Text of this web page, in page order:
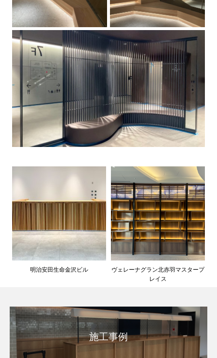
明治安田生命金沢ビル
ヴェレーナグラン北赤羽マスタープ
レイス
施工事例